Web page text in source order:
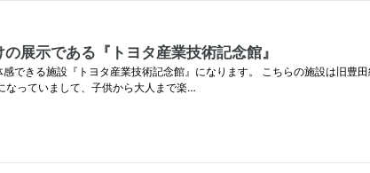
展示である『トヨタ産業技術記念館』
できる施設『トヨタ産業技術記念館』になります。 こちらの施設は旧豊
なっていまして、子供から大人まで楽…